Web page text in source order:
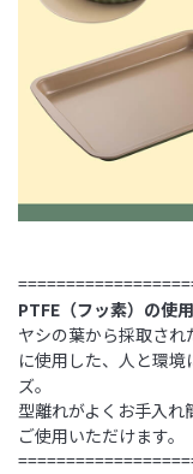
PTFE（フッ素）の使
ヤシの葉から採取さ
に使用した、人と環
ズ。
型離れがよくお手入れ
ご使用いただけます。